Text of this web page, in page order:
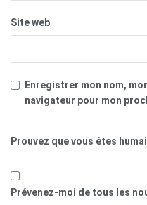
Site web
Enregistrer mon nom,
navigateur pour mon
Prouvez que vous êtes
Prévenez-moi de tous les